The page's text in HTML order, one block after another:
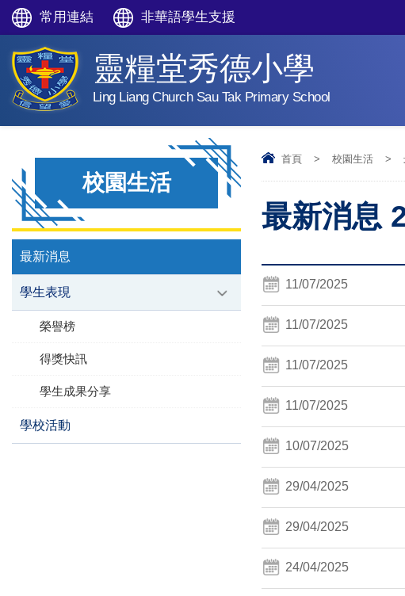
常用連結 非華語學生支援
靈糧堂秀德小學
Ling Liang Church Sau Tak Primary School
首頁 > 校園生活 >
最新消息
11/07/2025
11/07/2025
11/07/2025
11/07/2025
10/07/2025
29/04/2025
29/04/2025
24/04/2025
校園生活
最新消息
學生表現
榮譽榜
得獎快訊
學生成果分享
學校活動